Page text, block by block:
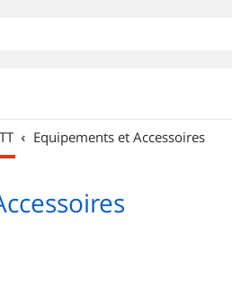
Equipements et Accessoires